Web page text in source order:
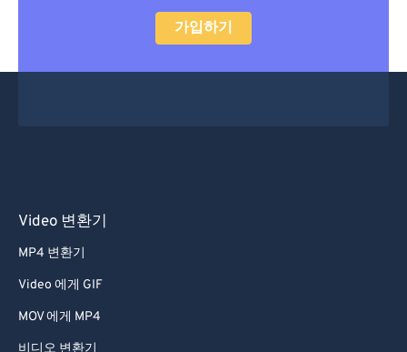
가입하기
Video 변환기
MP4 변환기
Video 에게 GIF
MOV 에게 MP4
비디오 변환기